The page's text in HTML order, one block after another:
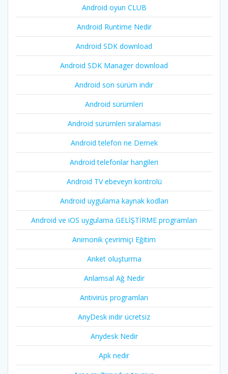
Android oyun CLUB
Android Runtime Nedir
Android SDK download
Android SDK Manager download
Android son sürüm indir
Android sürümleri
Android sürümleri sıralaması
Android telefon ne Demek
Android telefonlar hangileri
Android TV ebeveyn kontrolü
Android uygulama kaynak kodları
Android ve iOS uygulama GELİŞTİRME programları
Animonik çevrimiçi Eğitim
Anket oluşturma
Anlamsal Ağ Nedir
Antivirüs programları
AnyDesk indir ücretsiz
Anydesk Nedir
Apk nedir